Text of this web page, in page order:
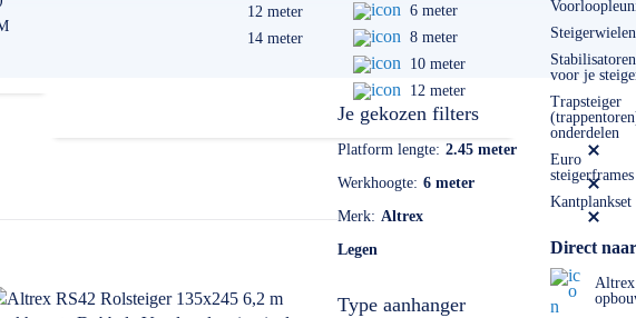
12 meter
14 meter
6 meter
8 meter
10 meter
12 meter
Steigerwielen
Stabilisatoren
voor je
Trapsteiger
onderdelen
Euro
steigerframes
Kantplankset
Direct
Altrex
Je gekozen filters
Platform lengte
2.45 meter
Werkhoogte
6 meter
Merk
Altrex
Legen
Type aanhanger